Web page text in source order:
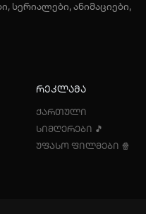
სერიალები, ანიმაციები,
რეკლამა
ქართული
სიმღერები 🎵
უფასო ფილმები 🍿